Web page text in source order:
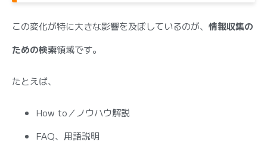
この変化が特に大きな影響を及ぼしているのが、 情報収集の
ための検索領域です。
たとえば、
How to／ノウハウ解説
FAQ、用語説明